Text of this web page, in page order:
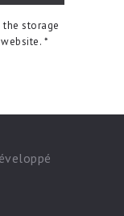
storage
*